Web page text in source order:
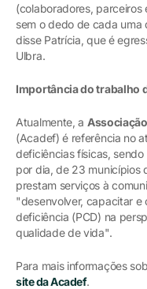
(colaboradores, parceiros
sem o dedo de cada uma
disse Patrícia, que é
Ulbra.
Importância do trabalho
Atualmente, a
(Acadef) é referência no
deficiências físicas,
por dia, de 23 municípios
prestam serviços à
"desenvolver, capacitar e
deficiência (PCD) na
qualidade de vida".
Para mais informações
site da Acadef.